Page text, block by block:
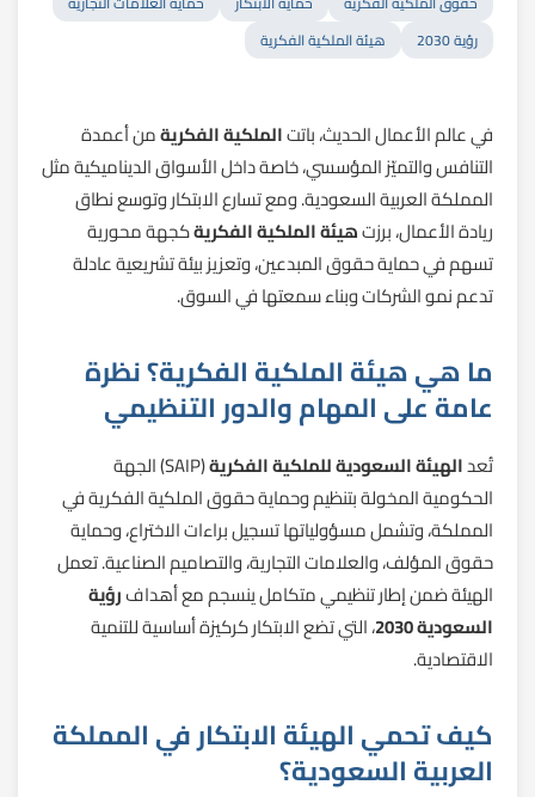
رؤية 2030
هيئة الملكية الفكرية
في عالم الأعمال الحديث، باتتالملكية الفكريةمن أعمدة
التنافس والتميّز المؤسسي، خاصة داخل الأسواق الديناميكية مثل
المملكة العربية السعودية. ومع تسارع الابتكار وتوسع نطاق
ريادة الأعمال، برزتهيئة الملكية الفكريةكجهة محورية
تسهم في حماية حقوق المبدعين، وتعزيز بيئة تشريعية عادلة
تدعم نمو الشركات وبناء سمعتها في السوق.
ما هي هيئة الملكية الفكرية؟ نظرة
عامة على المهام والدور التنظيمي
تُعدالهيئة السعودية للملكية الفكرية
(SAIP) الجهة
الحكومية المخولة بتنظيم وحماية حقوق الملكية الفكرية في
المملكة، وتشمل مسؤولياتها تسجيل براءات الاختراع، وحماية
حقوق المؤلف، والعلامات التجارية، والتصاميم الصناعية. تعمل
الهيئة ضمن إطار تنظيمي متكامل ينسجم مع أهدافرؤية
السعودية 2030
، التي تضع الابتكار كركيزة أساسية للتنمية
الاقتصادية.
كيف تحمي الهيئة الابتكار في المملكة
العربية السعودية؟